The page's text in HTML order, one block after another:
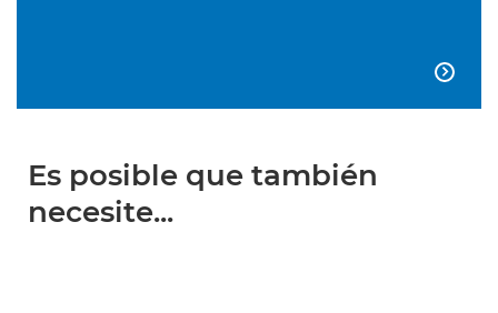

Es posible que también
necesite...